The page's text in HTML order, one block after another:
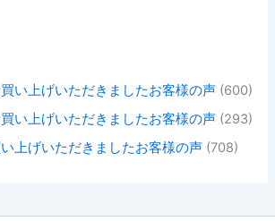
買い上げいただきましたお客様の声 (600)
買い上げいただきましたお客様の声 (293)
い上げいただきましたお客様の声 (708)